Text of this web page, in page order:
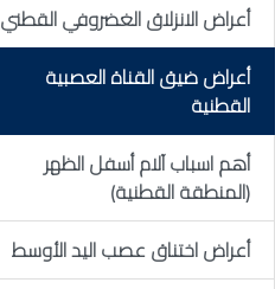
أعراض الانزلاق الغضروفي القطني
أعراض ضيق القناة العصبية
القطنية
أهم اسباب آلام أسفل الظهر
(المنطقة القطنية)
أعراض اختناق عصب اليد الأوسط